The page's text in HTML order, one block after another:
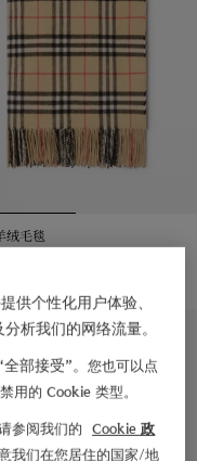
绒毛毯
绒毛毯, ¥15,750.00
限
供个性化用户体验、
析我们的网络流量。
部接受”。您也可以点
用的 Cookie 类型。
参阅我们的
Cookie 政
我们在您居住的国家/地